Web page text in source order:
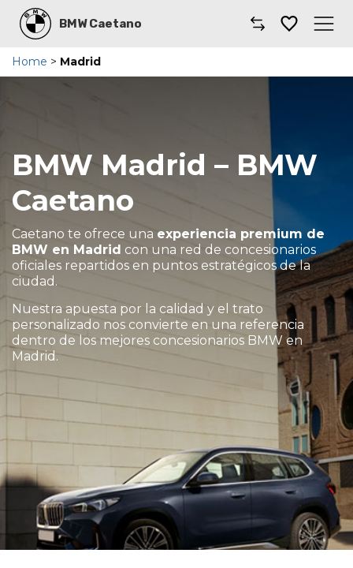
BMW Caetano
Renting
Llámanos
Coches por suscripción
Dónde encontrarnos
Home > Madrid
BMW Madrid – BMW
Caetano
Caetano te ofrece una experiencia premium de
BMW en Madrid con una red de concesionarios
oficiales repartidos en puntos estratégicos de la
ciudad.
Nuestra apuesta por la calidad y el trato
personalizado nos convierte en una referencia
dentro de los mejores concesionarios BMW en
Madrid.